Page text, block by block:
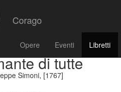
Corago
Opere Eventi Libretti
di tutte
Simoni, [1767]